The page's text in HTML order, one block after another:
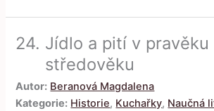
24. Jídlo a pití v pravěku
středověku
Autor: Beranová Magdalena
Kategorie: Historie, Kuchařky, Naučná